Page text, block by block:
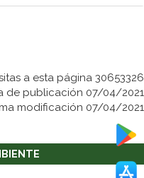
a esta página 30653326
de publicación 07/04/2021
modificación 07/04/2021